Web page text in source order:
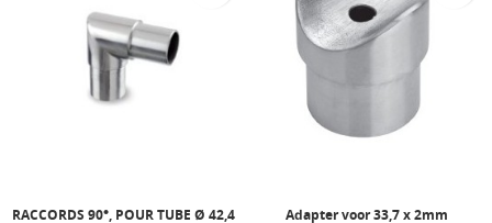
RACCORDS 90°, POUR TUBE Ø 42,4
Adapter voor 33,7 x 2mm